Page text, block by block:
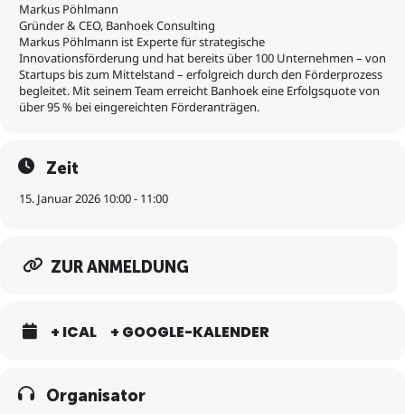
Bonus für Teilnehmende:
💡 1:1 Expertensession zur Live-Beurteilung der Förderfähigkeit
deines Projekts
Markus Pöhlmann
Gründer & CEO, Banhoek Consulting
Markus Pöhlmann ist Experte für strategische
Innovationsförderung und hat bereits über 100 Unternehmen – von
Startups bis zum Mittelstand – erfolgreich durch den Förderprozess
begleitet. Mit seinem Team erreicht Banhoek eine Erfolgsquote von
über 95 % bei eingereichten Förderanträgen.
Zeit
15. Januar 2026 10:00 - 11:00
ZUR ANMELDUNG
+ ICAL + GOOGLE-KALENDER
Organisator